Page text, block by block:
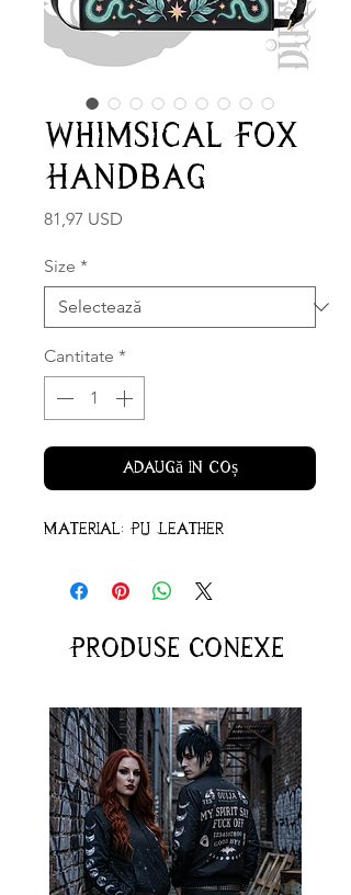
Whimsical Fox
Handbag
81,97 USD
Size *
Cantitate *
Adaugă în coș
Material: PU Leather
Produse conexe